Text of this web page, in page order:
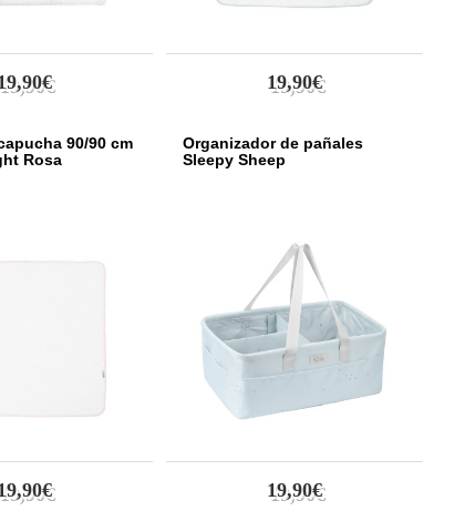
19,90€
90/90 cm
Rosa
Organizador de pañales
Sleepy Sheep
19,90€